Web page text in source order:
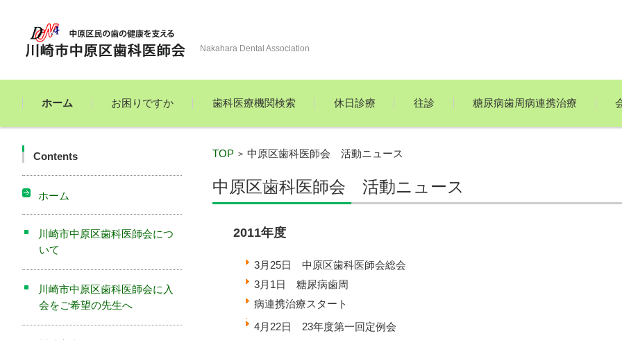
Nakahara Dental Association
コンテンツに移動
ホーム
お困りですか 歯科医療機関検索 休日診療 往診 糖尿病歯周病連携治療
TOP >中原区歯科医師会 活動ニュース
中原区歯科医師会 活動ニュース
2011年度
3月25日 中原区歯科医師会総会
3月1日 糖尿病歯周
病連携治療スタート
4月22日 23年度第一回定例会
Contents
ホーム
川崎市中原区歯科医師会につ
いて
川崎市中原区歯科医師会に入
会をご希望の先生へ